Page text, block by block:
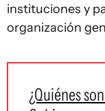
instituciones y
organización
¿Quiénes